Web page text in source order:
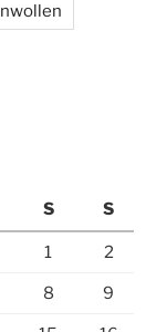
S S
1 2
8 9